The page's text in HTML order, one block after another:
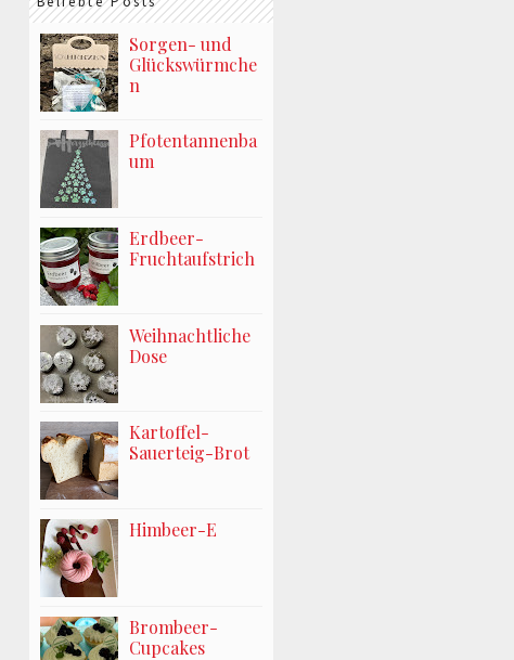
Sorgen- und
Glückswürmche
n
Pfotentannenba
um
Erdbeer-
Fruchtaufstrich
Weihnachtliche
Dose
Kartoffel-
Sauerteig-Brot
Himbeer-E
Brombeer-
Cupcakes